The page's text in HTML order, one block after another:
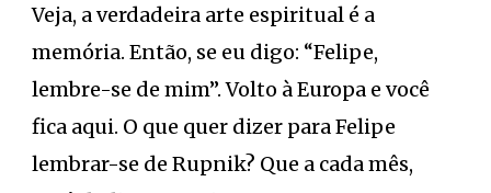
Veja, a verdadeira arte espiritual é a
memória. Então, se eu digo: “Felipe,
lembre-se de mim”. Volto à Europa e você
fica aqui. O que quer dizer para Felipe
lembrar-se de Rupnik? Que a cada mês,